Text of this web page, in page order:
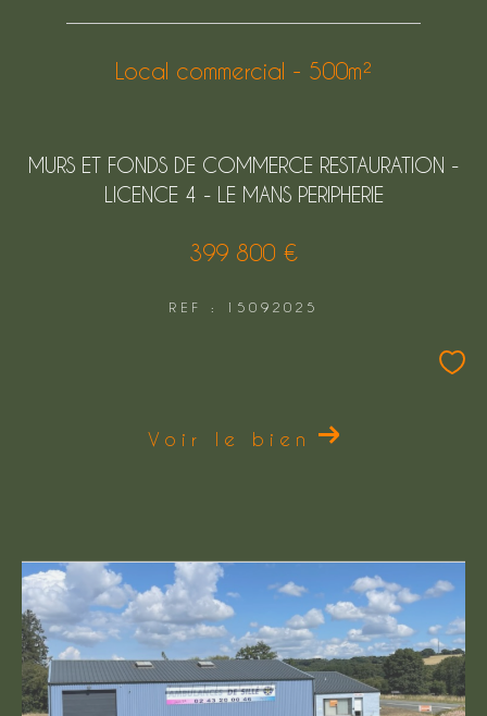
Local commercial - 500m²
MURS ET FONDS DE COMMERCE RESTAURATION -
LICENCE 4 - LE MANS PERIPHERIE
399 800 €
REF : 15092025
Voir le bien
Rechercher